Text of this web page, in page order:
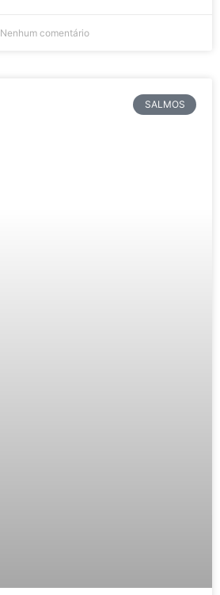
Nenhum comentário
SALMOS